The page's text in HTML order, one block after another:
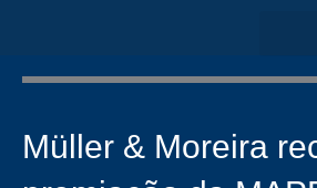
conteúdo
Müller & Moreira